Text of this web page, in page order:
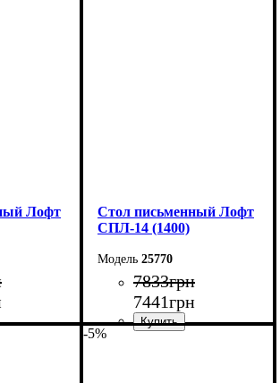
Лофт
Стол письменный Лофт
СПЛ-14 (1400)
25770
7833грн
7441грн
-5%